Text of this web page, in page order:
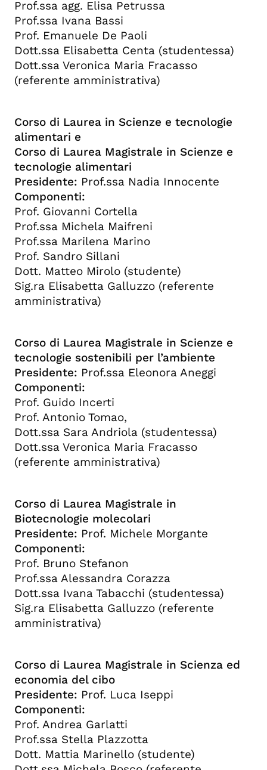
Prof.ssa agg. Elisa Petrussa
Prof.ssa Ivana Bassi
Prof. Emanuele De Paoli
Dott.ssa Elisabetta Centa (studentessa)
Dott.ssa Veronica Maria Fracasso
(referente amministrativa)
Corso di Laurea in Scienze e tecnologie
alimentari e
Corso di Laurea Magistrale in Scienze e
tecnologie alimentari
Presidente: Prof.ssa Nadia Innocente
Componenti:
Prof. Giovanni Cortella
Prof.ssa Michela Maifreni
Prof.ssa Marilena Marino
Prof. Sandro Sillani
Dott. Matteo Mirolo (studente)
Sig.ra Elisabetta Galluzzo (referente
amministrativa)
Corso di Laurea Magistrale in Scienze e
tecnologie sostenibili per l’ambiente
Presidente: Prof.ssa Eleonora Aneggi
Componenti:
Prof. Guido Incerti
Prof. Antonio Tomao,
Dott.ssa Sara Andriola (studentessa)
Dott.ssa Veronica Maria Fracasso
(referente amministrativa)
Corso di Laurea Magistrale in
Biotecnologie molecolari
Presidente: Prof. Michele Morgante
Componenti:
Prof. Bruno Stefanon
Prof.ssa Alessandra Corazza
Dott.ssa Ivana Tabacchi (studentessa)
Sig.ra Elisabetta Galluzzo (referente
amministrativa)
Corso di Laurea Magistrale in Scienza ed
economia del cibo
Presidente: Prof. Luca Iseppi
Componenti:
Prof. Andrea Garlatti
Prof.ssa Stella Plazzotta
Dott. Mattia Marinello (studente)